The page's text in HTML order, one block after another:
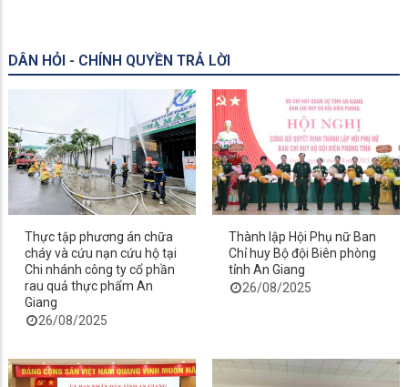
DÂN HỎI - CHÍNH QUYỀN TRẢ LỜI
Thực tập phương án chữa
cháy và cứu nạn cứu hộ tại
Chi nhánh công ty cổ phần
rau quả thực phẩm An
Giang
26/08/2025
Thành lập Hội Phụ nữ Ban
Chỉ huy Bộ đội Biên phòng
tỉnh An Giang
26/08/2025